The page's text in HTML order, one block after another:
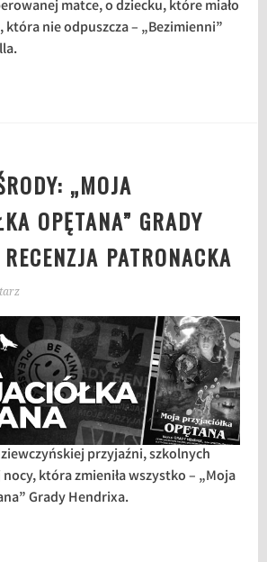
matce, o dziecku, które miało
która nie odpuszcza – „Bezimienni”
„MOJA
OPĘTANA” GRADY
PATRONACKA
przyjaźni, szkolnych
która zmieniła wszystko – „Moja
Grady Hendrixa.